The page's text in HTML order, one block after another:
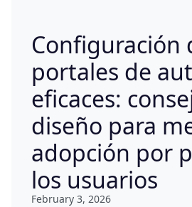
Configuración
portales de
eficaces:
diseño para
adopción por
los usuarios
February 3, 2026